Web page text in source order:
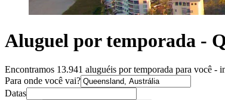
Aluguel por temporada -
Encontramos 13.941 aluguéis por temporada para você -
Para onde você vai?
Datas